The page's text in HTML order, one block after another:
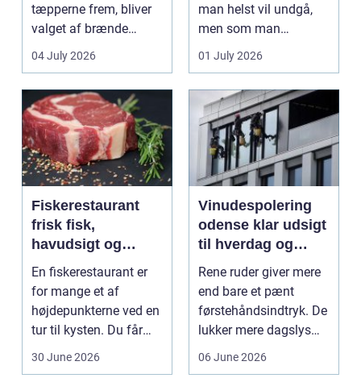
tæpperne frem, bliver
valget af brænde
pludselig vigtigt.
Mang...
04 July 2026
man helst vil undgå,
men som man
alligevel...
01 July 2026
Fiskerestaurant
frisk fisk,
havudsigt og
afslappet
atmosfære
En fiskerestaurant er
for mange et af
højdepunkterne ved en
tur til kysten. Du får
30 June 2026
Vinudespolering
odense klar udsigt
til hverdag og
erhverv
Rene ruder giver mere
end bare et pænt
førstehåndsindtryk. De
lukker mere dagslys
06 June 2026